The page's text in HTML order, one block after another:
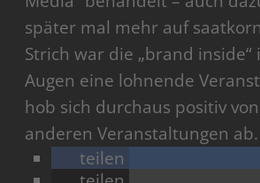
später mal mehr auf
Strich war die „brand inside“
Augen eine lohnende
hob sich durchaus positiv
anderen Veranstaltungen ab.
teilen